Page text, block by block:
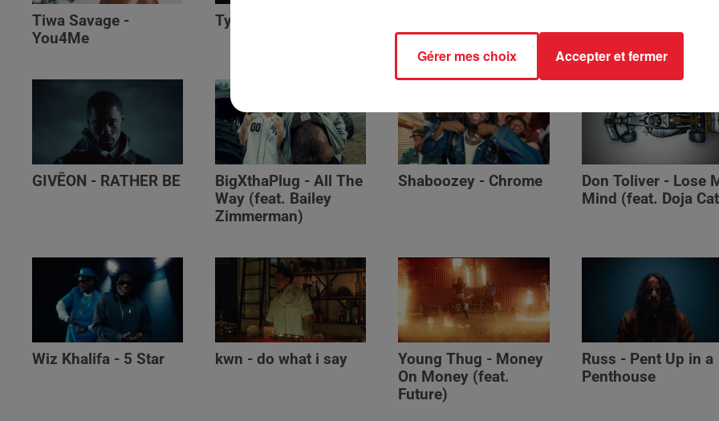
Tiwa Savage -
You4Me
Tyla - Bliss
GIVĒON - RATHER BE
BigXthaPlug - All The
Way (feat. Bailey
Zimmerman)
Shaboozey - Chrome
Don Toliver - Lose
Mind (feat. Doja
Wiz Khalifa - 5 Star kwn - do what i say
Young Thug - Money
On Money (feat.
Future)
Russ - Pent Up in a
Penthouse
Gérer mes choix Accepter et fermer